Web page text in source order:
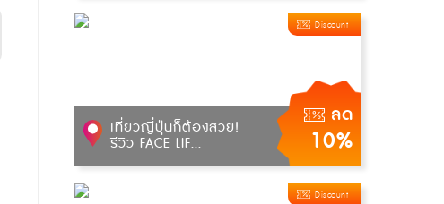
ลด
10%
Discount
เที่ยวญี่ปุ่นก็ต้องสวย!
รีวิว FACE LIF...
Discount